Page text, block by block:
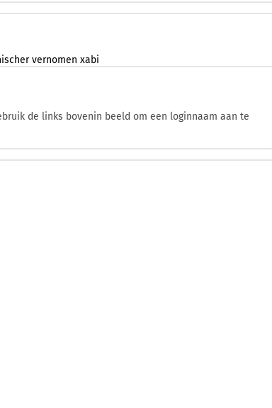
vernomen xabi
de links bovenin beeld om een loginnaam aan te